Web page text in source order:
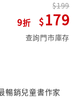
9
199
179
查詢門市庫存
暢銷兒童書作家